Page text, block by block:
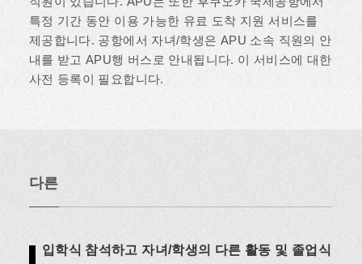
특정 기간 동안 이용 가능한 유료 도착 지원 서비스를
제공합니다. 공항에서 자녀/학생은 APU 소속 직원의 안
내를 받고 APU행 버스로 안내됩니다. 이 서비스에 대한
사전 등록이 필요합니다.
다른
입학식 참석하고 자녀/학생의 다른 활동 및 졸업식